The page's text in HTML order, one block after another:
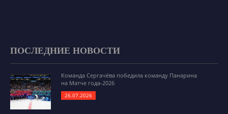
ПОСЛЕДНИЕ НОВОСТИ
Команда Сергачёва победила команду Панарина
на Матче года-2026
26.07.2026